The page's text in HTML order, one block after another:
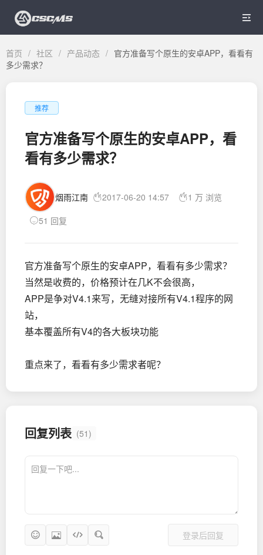

首页 / 社区 / 产品动态 / 官方准备写个原生的安卓APP，看看有
多少需求？
推荐
官方准备写个原生的安卓APP，看
看有多少需求？
烟雨江南 2017-06-20 14:57
1 万 浏览
51 回复
官方准备写个原生的安卓APP，看看有多少需求？
当然是收费的，价格预计在几K不会很高，
APP是争对V4.1来写，无缝对接所有V4.1程序的网
站，
基本覆盖所有V4的各大板块功能
重点来了，看看有多少需求者呢？
回复列表 (51)
登录后回复